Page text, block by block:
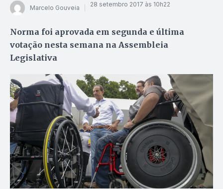
Marcelo Gouveia 28 setembro 2017 às 10h22
Norma foi aprovada em segunda e última
votação nesta semana na Assembleia
Legislativa